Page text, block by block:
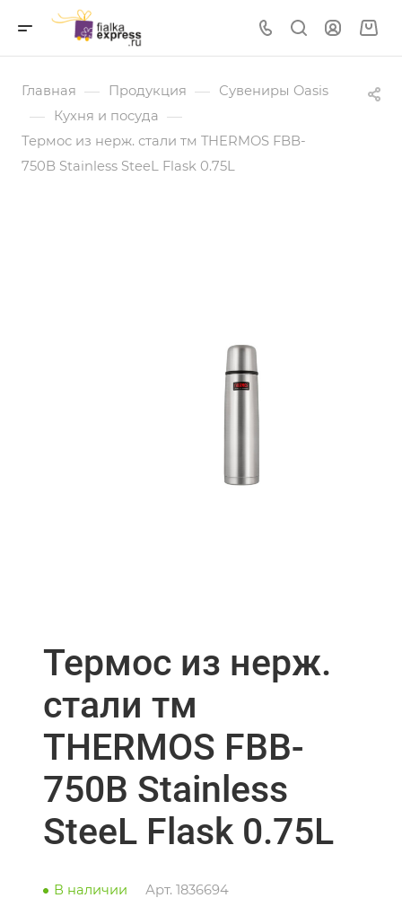
Главная — Продукция — Сувениры Oasis
— Кухня и посуда —
Термос из нерж. стали тм THERMOS FBB-
750B Stainless SteeL Flask 0.75L
Термос из нерж.
стали тм
THERMOS FBB-
750B Stainless
SteeL Flask 0.75L
В наличии Арт. 1836694